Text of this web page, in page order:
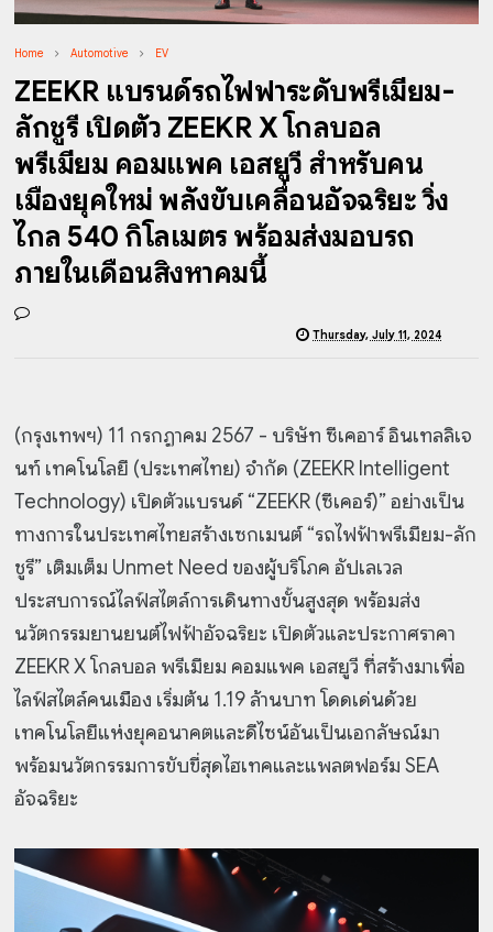
Home Automotive EV
ZEEKR แบรนด์รถไฟฟ้าระดับพรีเมียม-
ลักชูรี เปิดตัว ZEEKR X โกลบอล
พรีเมียม คอมแพค เอสยูวี สำหรับคน
เมืองยุคใหม่ พลังขับเคลื่อนอัจฉริยะ วิ่ง
ไกล 540 กิโลเมตร พร้อมส่งมอบรถ
ภายในเดือนสิงหาคมนี้
Thursday, July 11, 2024
(กรุงเทพฯ) 11 กรกฏาคม 2567 - บริษัท ซีเคอาร์ อินเทลลิเจ
นท์ เทคโนโลยี (ประเทศไทย) จำกัด (ZEEKR Intelligent
Technology) เปิดตัวแบรนด์ “ZEEKR (ซีเคอร์)” อย่างเป็น
ทางการในประเทศไทยสร้างเซกเมนต์ “รถไฟฟ้าพรีเมียม-ลัก
ชูรี” เติมเต็ม Unmet Need ของผู้บริโภค อัปเลเวล
ประสบการณ์ไลฟ์สไตล์การเดินทางขั้นสูงสุด พร้อมส่ง
นวัตกรรมยานยนต์ไฟฟ้าอัจฉริยะ เปิดตัวและประกาศราคา
ZEEKR X โกลบอล พรีเมียม คอมแพค เอสยูวี ที่สร้างมาเพื่อ
ไลฟ์สไตล์คนเมือง เริ่มต้น 1.19 ล้านบาท โดดเด่นด้วย
เทคโนโลยีแห่งยุคอนาคตและดีไซน์อันเป็นเอกลัษณ์มา
พร้อมนวัตกรรมการขับขี่สุดไฮเทคและแพลตฟอร์ม SEA
อัจฉริยะ